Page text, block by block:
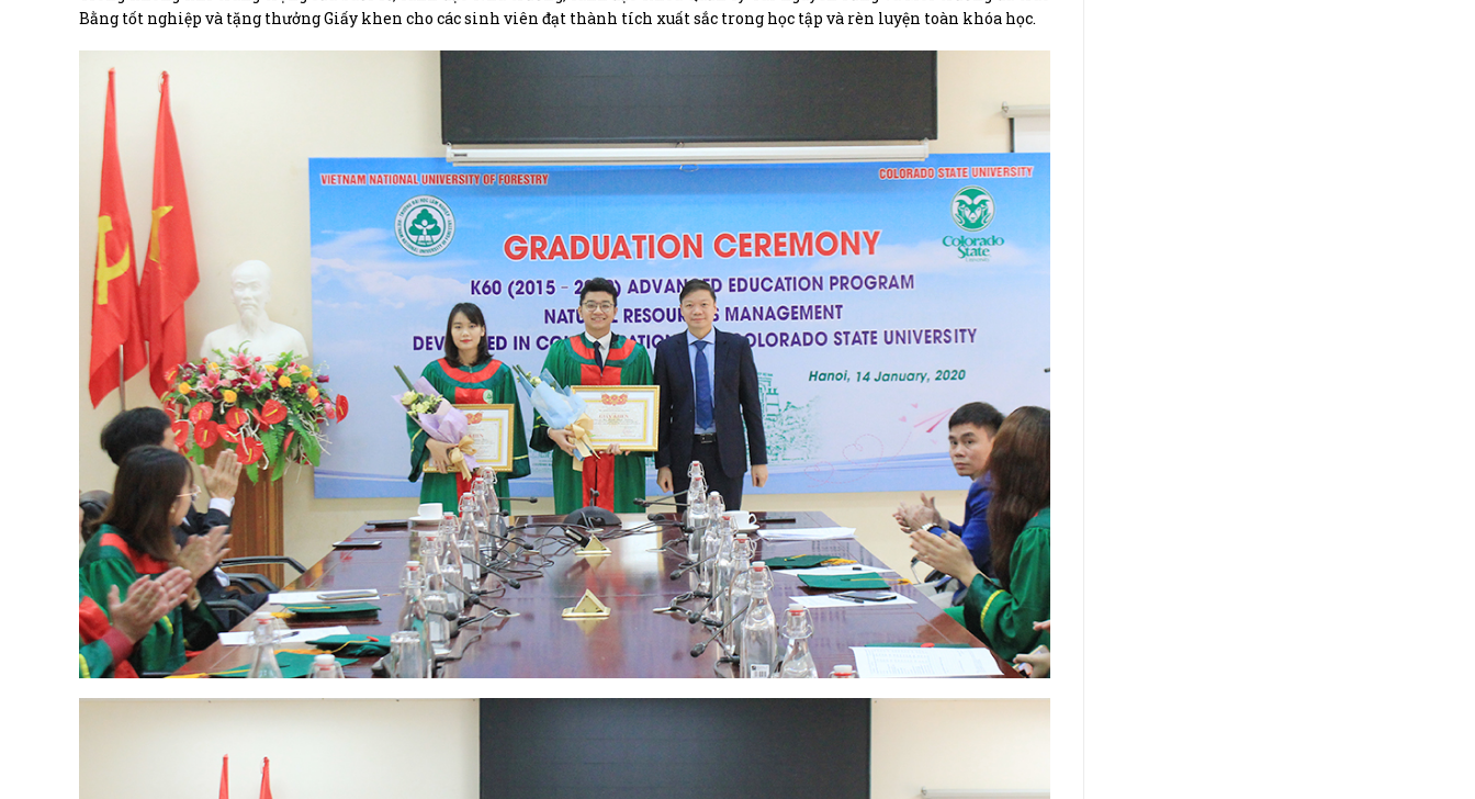
Bằng tốt nghiệp và tặng thưởng Giấy khen cho các sinh viên đạt thành tích xuất sắc trong học tập và rèn luyện toàn khóa học.